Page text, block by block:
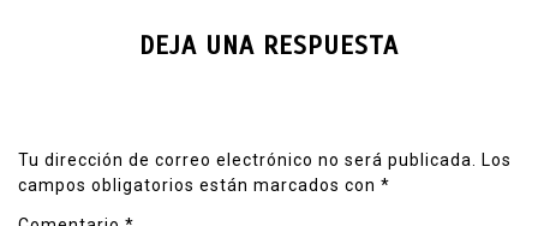
DEJA UNA RESPUESTA
Tu dirección de correo electrónico no será publicada.
Los
campos obligatorios están marcados con *